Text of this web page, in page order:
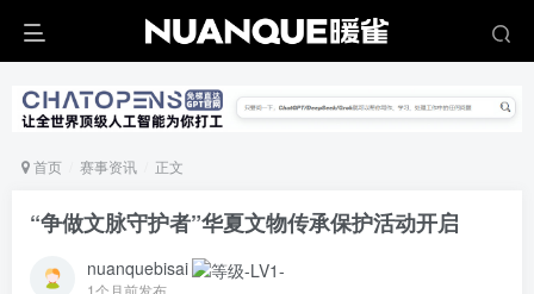
首页 赛事资讯 正文
“争做文脉守护者”华夏文物传承保护活动开启
nuanquebisai
1个月前发布